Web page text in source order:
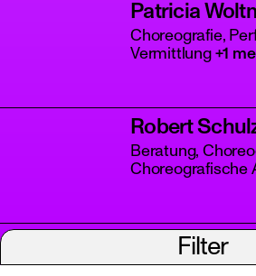
Patricia
Choreografie,
Vermittlung+1
Robert
Beratung,
Choreografische
Vera
Choreografie,
Filter